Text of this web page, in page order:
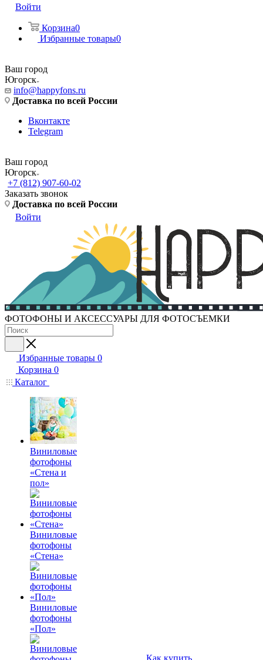
Войти
Корзина0
Избранные товары0
Ваш город
Югорск
info@happyfons.ru
Доставка по всей России
Вконтакте
Telegram
Ваш город
Югорск
+7 (812) 907-60-02
Заказать звонок
Доставка по всей России
Войти
ФОТОФОНЫ И АКСЕССУАРЫ ДЛЯ ФОТОСЪЕМКИ
Избранные товары 0
Корзина 0
Каталог
Виниловые
фотофоны
«Стена и
пол»
Виниловые
фотофоны
«Стена»
Виниловые
фотофоны
«Пол»